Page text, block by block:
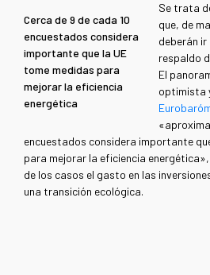
Cerca de 9 de cada 10
encuestados considera
importante que la UE
tome medidas para
mejorar la eficiencia
energética
Se trata
que, de
deberán
respaldo
El
optimista
encuestados considera importante
para mejorar la eficiencia
de los casos el gasto en las
una transición ecológica.